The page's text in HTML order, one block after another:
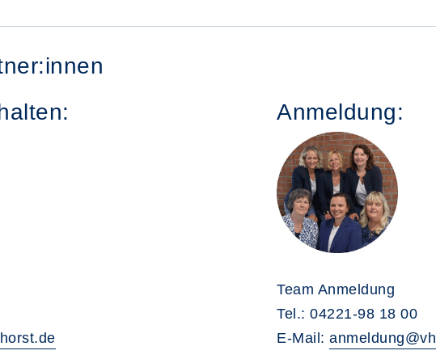
Anmeldung:
Team Anmeldung
Tel.: 04221-98 18 00
E-Mail: